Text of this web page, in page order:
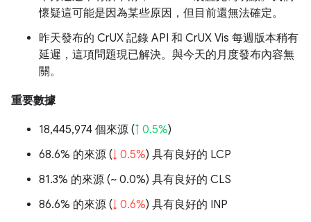
懷疑這可能是因為某些原因，但目前還無法確定。
昨天發布的 CrUX 記錄 API 和 CrUX Vis 每週版本稍有
延遲，這項問題現已解決。與今天的月度發布內容無
關。
重要數據
18,445,974 個來源 (↑ 0.5%)
68.6% 的來源 (↓ 0.5%) 具有良好的 LCP
81.3% 的來源 (~ 0.0%) 具有良好的 CLS
86.6% 的來源 (↓ 0.6%) 具有良好的 INP